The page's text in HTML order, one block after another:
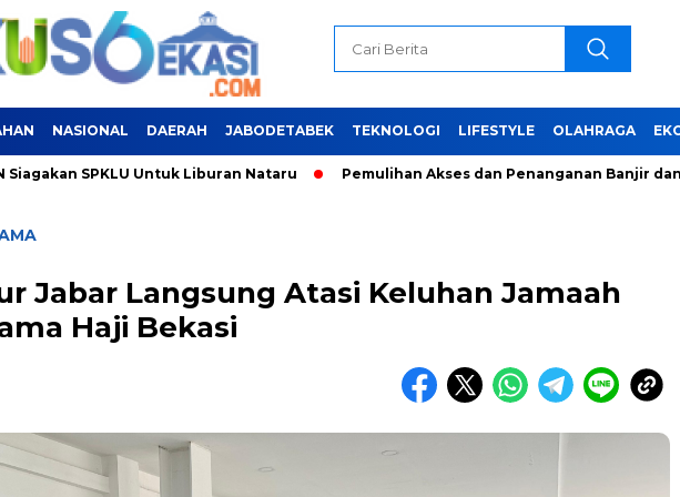
NASIONAL DAERAH JABODETABEK TEKNOLOGI LIFESTYLE OLAHRAGA
Untuk Liburan Nataru Pemulihan Akses dan Penanganan Banjir dan Longsor di
Jabar Langsung Atasi Keluhan Jamaah
Haji Bekasi